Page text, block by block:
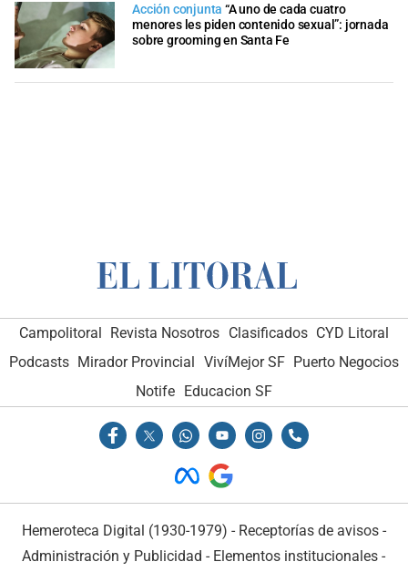
Acción conjunta “A uno de cada cuatro
menores les piden contenido sexual”: jornada
sobre grooming en Santa Fe
Campolitoral Revista Nosotros Clasificados CYD Litoral
Podcasts Mirador Provincial VivíMejor SF Puerto Negocios
Notife Educacion SF
Hemeroteca Digital (1930-1979) - Receptorías de avisos -
Administración y Publicidad - Elementos institucionales -